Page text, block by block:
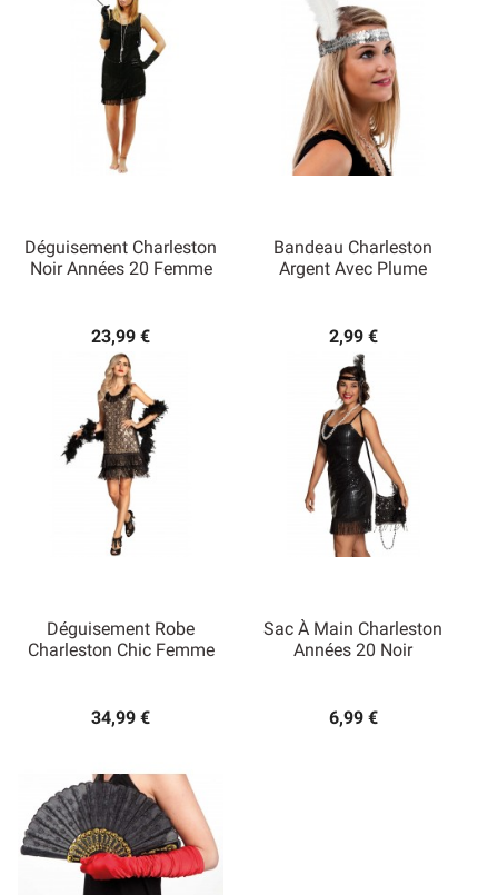
Déguisement Charleston
Noir Années 20 Femme
23,99 €
Bandeau Charleston
Argent Avec Plume
2,99 €
Déguisement Robe
Charleston Chic Femme
34,99 €
Sac À Main Charleston
Années 20 Noir
6,99 €